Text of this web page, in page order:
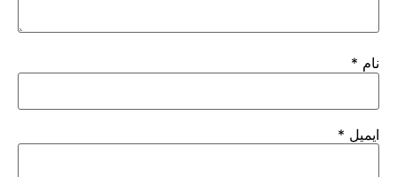
نام *
ایمیل *